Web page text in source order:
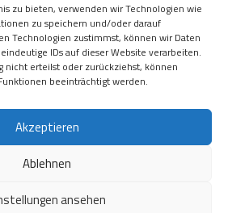
zu bieten, verwenden wir Technologien wie
zu speichern und/oder darauf
Technologien zustimmst, können wir Daten
IDs auf dieser Website verarbeiten.
nicht erteilst oder zurückziehst, können
beeinträchtigt werden.
Akzeptieren
Ablehnen
ansehen